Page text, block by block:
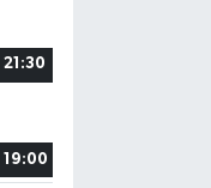
21:30
19:00